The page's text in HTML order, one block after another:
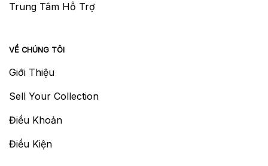
Trung Tâm Hỗ Trợ
VỀ CHÚNG TÔI
Giới Thiệu
Sell Your Collection
Điều Khoản
Điều Kiện